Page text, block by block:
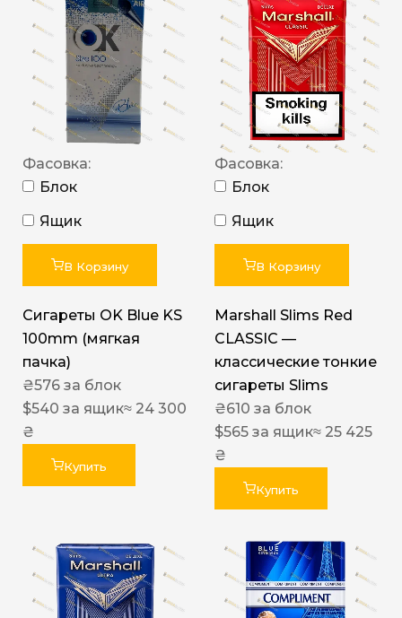
Фасовка:
Блок
Ящик
В Корзину
Сигареты OK Blue KS
100mm (мягкая
пачка)
₴576 за блок
$540 за ящик≈ 24 300
₴
Купить
Фасовка:
Блок
Ящик
В Корзину
Marshall Slims Red
CLASSIC —
классические тонкие
сигареты Slims
₴610 за блок
$565 за ящик≈ 25 425
₴
Купить